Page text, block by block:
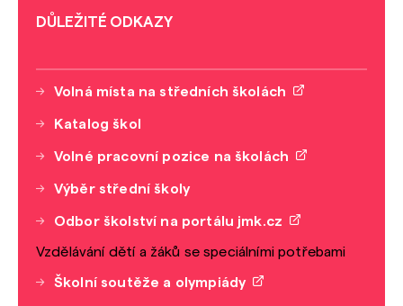
DŮLEŽITÉ ODKAZY
Volná místa na středních školách
Katalog škol
Volné pracovní pozice na školách
Výběr střední školy
Odbor školství na portálu jmk.cz
Vzdělávání dětí a žáků se speciálními potřebami
Školní soutěže a olympiády